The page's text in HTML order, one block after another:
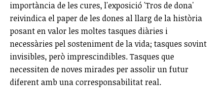
importància de les cures, l'exposició 'Tros de dona'
reivindica el paper de les dones al llarg de la història
posant en valor les moltes tasques diàries i
necessàries pel sosteniment de la vida; tasques sovint
invisibles, però imprescindibles. Tasques que
necessiten de noves mirades per assolir un futur
diferent amb una corresponsabilitat real.